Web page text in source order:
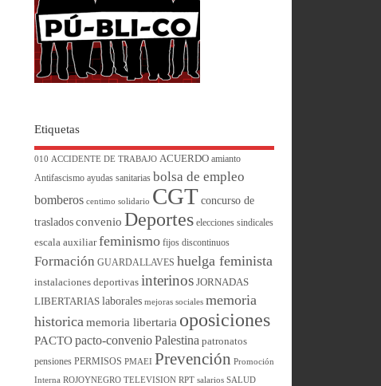
Etiquetas
010 ACCIDENTE DE TRABAJO ACUERDO amianto
Antifascismo ayudas sanitarias bolsa de empleo
bomberos centimo solidario CGT concurso de
traslados convenio Deportes elecciones sindicales
escala auxiliar feminismo fijos discontinuos
Formación GUARDALLAVES huelga feminista
instalaciones deportivas interinos JORNADAS
LIBERTARIAS laborales mejoras sociales memoria
historica memoria libertaria oposiciones
PACTO pacto-convenio Palestina patronatos
pensiones PERMISOS PMAEI Prevención Promoción
Interna ROJOYNEGRO TELEVISION RPT salarios SALUD